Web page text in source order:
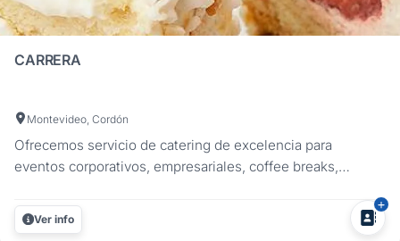
CARRERA
Montevideo, Cordón
Ofrecemos servicio de catering de excelencia para
eventos corporativos, empresariales, coffee breaks,
casamientos. Contamos con alternativas para cada
ocasión, con un servicio que incluye: ademas de nuestros
Ver info